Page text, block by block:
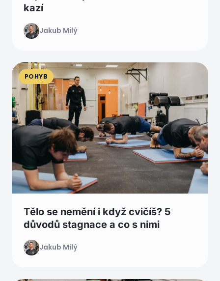
kazí
Jakub Milý
POHYB
Tělo se nemění i když cvičíš? 5
důvodů stagnace a co s nimi
Jakub Milý